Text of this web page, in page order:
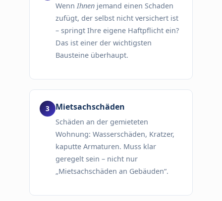
Wenn Ihnen jemand einen Schaden
zufügt, der selbst nicht versichert ist
– springt Ihre eigene Haftpflicht ein?
Das ist einer der wichtigsten
Bausteine überhaupt.
Mietsachschäden
Schäden an der gemieteten
Wohnung: Wasserschäden, Kratzer,
kaputte Armaturen. Muss klar
geregelt sein – nicht nur
„Mietsachschäden an Gebäuden“.